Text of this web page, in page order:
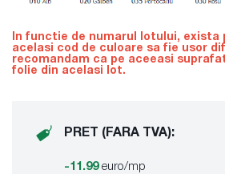
In functie de numarul lotului,
acelasi cod de culoare sa fie usor
recomandam ca pe aceeasi
folie din acelasi lot.
PRET (FARA TVA):
-11.99 euro/mp